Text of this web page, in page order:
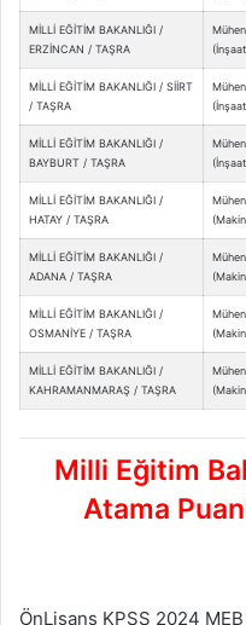
MİLLİ EĞİTİM BAKANLIĞI /
ERZİNCAN / TAŞRA
MİLLİ EĞİTİM BAKANLIĞI / SİİRT
/ TAŞRA
MİLLİ EĞİTİM BAKANLIĞI /
BAYBURT / TAŞRA
MİLLİ EĞİTİM BAKANLIĞI /
HATAY / TAŞRA
MİLLİ EĞİTİM BAKANLIĞI /
ADANA / TAŞRA
MİLLİ EĞİTİM BAKANLIĞI /
OSMANİYE / TAŞRA
MİLLİ EĞİTİM BAKANLIĞI /
KAHRAMANMARAŞ / TAŞRA
Milli Eğitim
Atama
ÖnLisans KPSS 2024